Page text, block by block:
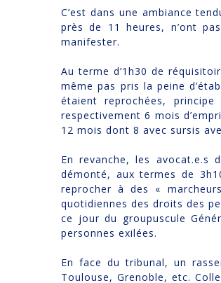
C’est dans une ambiance
près de 11 heures, n’ont
manifester.
Au terme d’1h30 de
même pas pris la peine
étaient reprochées,
respectivement 6 mois
12 mois dont 8 avec sursis
En revanche, les avocat.e.s
démonté, aux termes de
reprocher à des «
quotidiennes des droits des
ce jour du groupuscule
personnes exilées.
En face du tribunal, un
Toulouse, Grenoble, etc.